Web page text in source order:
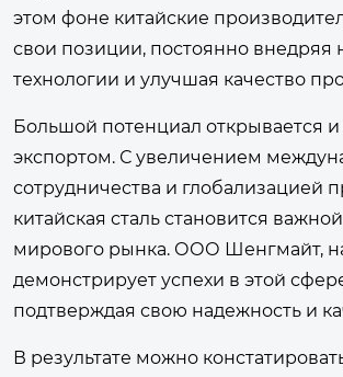
этом фоне китайские
свои позиции, постоянно внедряя
технологии и улучшая качество
Большой потенциал открывается
экспортом. С увеличением
сотрудничества и глобализацией
китайская сталь становится
мирового рынка. ООО Шенгмайт,
демонстрирует успехи в этой
подтверждая свою надежность и
В результате можно